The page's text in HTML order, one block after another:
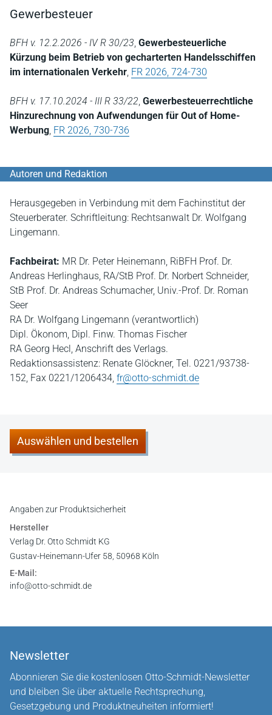
Gewerbesteuer
BFH v. 12.2.2026 - IV R 30/23, Gewerbesteuerliche
Kürzung beim Betrieb von gecharterten Handelsschiffen
im internationalen Verkehr, FR 2026, 724-730
BFH v. 17.10.2024 - III R 33/22, Gewerbesteuerrechtliche
Hinzurechnung von Aufwendungen für Out of Home-
Werbung, FR 2026, 730-736
Autoren und Redaktion
Herausgegeben in Verbindung mit dem Fachinstitut der
Steuerberater. Schriftleitung: Rechtsanwalt Dr. Wolfgang
Lingemann.
Fachbeirat: MR Dr. Peter Heinemann, RiBFH Prof. Dr.
Andreas Herlinghaus, RA/StB Prof. Dr. Norbert Schneider,
StB Prof. Dr. Andreas Schumacher, Univ.-Prof. Dr. Roman
Seer
RA Dr. Wolfgang Lingemann (verantwortlich)
Dipl. Ökonom, Dipl. Finw. Thomas Fischer
RA Georg Hecl, Anschrift des Verlags.
Redaktionsassistenz: Renate Glöckner, Tel. 0221/93738-
152, Fax 0221/1206434, fr@otto-schmidt.de
Auswählen und bestellen
Angaben zur Produktsicherheit
Hersteller
Verlag Dr. Otto Schmidt KG
Gustav-Heinemann-Ufer 58, 50968 Köln
E-Mail:
info@otto-schmidt.de
Newsletter
Abonnieren Sie die kostenlosen Otto-Schmidt-Newsletter
und bleiben Sie über aktuelle Rechtsprechung,
Gesetzgebung und Produktneuheiten informiert!